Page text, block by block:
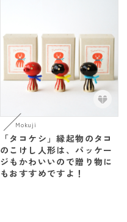
Mokuji
「タコケシ」縁起物のタコ
のこけし人形は、パッケー
ジもかわいいので贈り物に
もおすすめですよ！